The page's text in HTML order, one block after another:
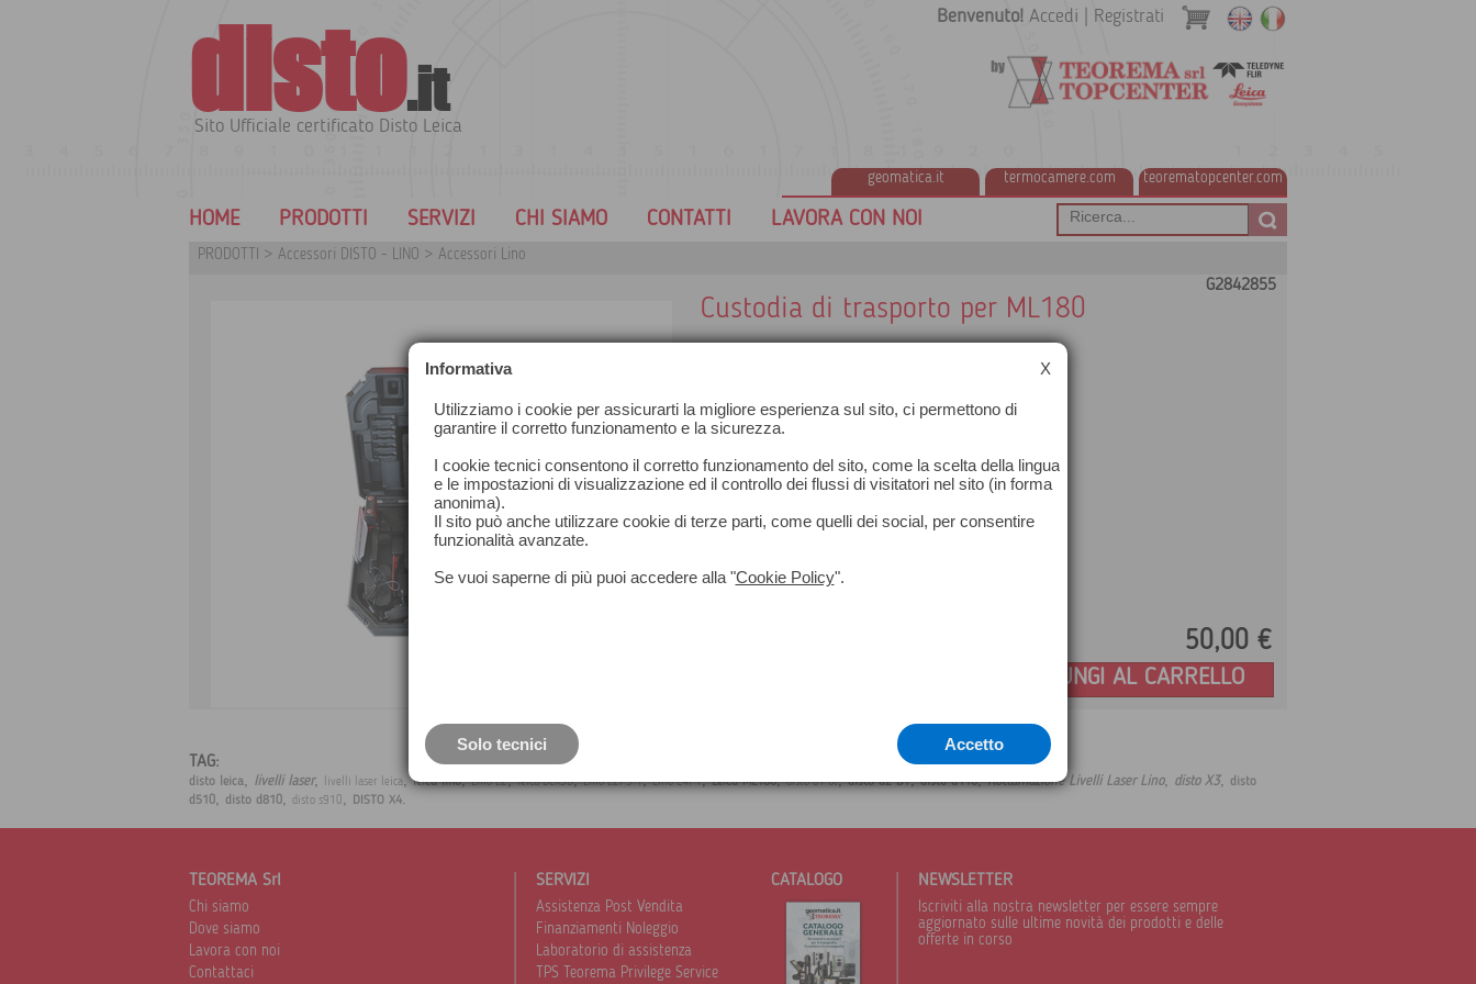
disto.it
Sito Ufficiale certificato Disto Leica
geomatica.it termocamere.com teorematopcenter.com
Benvenuto! Accedi Registrati
HOME PRODOTTI SERVIZI CHI SIAMO CONTATTI LAVORA CON NOI
PRODOTTI > Accessori DISTO - LINO > Accessori Lino
G2842855
Custodia di trasporto per ML180
50,00 €
AGGIUNGI AL CARRELLO
TAG:
disto leica, livelli laser, livelli laser leica,leica lino,Lino L2,leica BLK3D,Lino L2P5 1,Lino L4P1,Leica ML180,disto d1 bt,disto d2 BT,disto d110,Rottamazione Livelli Laser Lino, disto X3, disto
d510, disto d810, disto s910, DISTO X4.
TEOREMA Srl
Chi siamo
Dove siamo
Lavora con noi
Contattaci
SERVIZI
Assistenza Post Vendita
Finanziamenti Noleggio
Laboratorio di assistenza
TPS Teorema Privilege Service
CATALOGO NEWSLETTER
Iscriviti alla nostra newsletter per essere sempre
aggiornato sulle ultime novità dei prodotti e delle
offerte in corso
Informativa X
Utilizziamo i cookie per assicurarti la migliore esperienza sul sito, ci permettono di
garantire il corretto funzionamento e la sicurezza.
I cookie tecnici consentono il corretto funzionamento del sito, come la scelta della lingua
e le impostazioni di visualizzazione ed il controllo dei flussi di visitatori nel sito (in forma
anonima).
Il sito può anche utilizzare cookie di terze parti, come quelli dei social, per consentire
funzionalità avanzate.
Se vuoi saperne di più puoi accedere alla "Cookie Policy".
Solo tecnici Accetto